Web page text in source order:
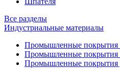
Все разделы
Индустриальные материалы
Промышленные покрытия
Промышленные покрытия
Промышленные покрытия